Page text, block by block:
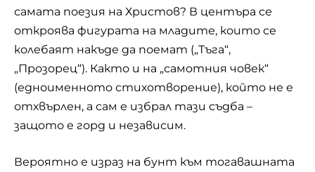
самата поезия на Христов? В центъра се
откроява фигурата на младите, които се
колебаят накъде да поемат („Тъга“,
„Прозорец“). Както и на „самотния човек“
(едноименното стихотворение), който не е
отхвърлен, а сам е избрал тази съдба –
защото е горд и независим.
Вероятно е израз на бунт към тогавашната